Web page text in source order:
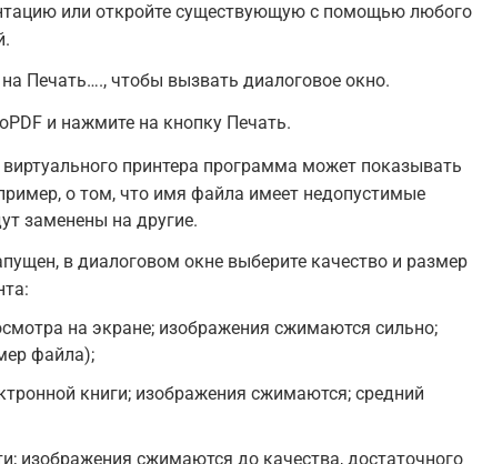
или откройте существующую с помощью любого
Печать…., чтобы вызвать диалоговое окно.
и нажмите на кнопку Печать.
виртуального принтера программа может показывать
о том, что имя файла имеет недопустимые
заменены на другие.
в диалоговом окне выберите качество и размер
на экране; изображения сжимаются сильно;
файла);
книги; изображения сжимаются; средний
изображения сжимаются до качества, достаточного